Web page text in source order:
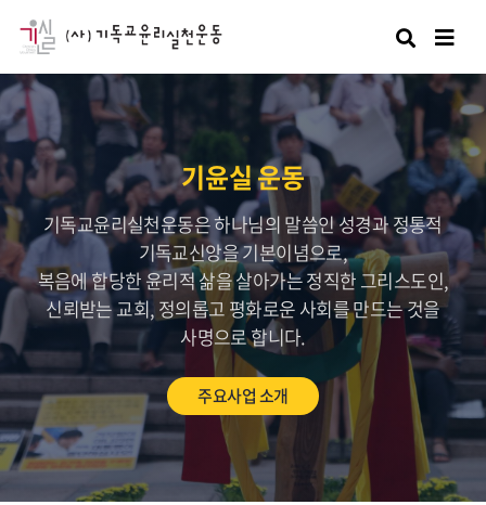
검색
기윤실 운동
기독교윤리실천운동은 하나님의 말씀인 성경과 정통적
기독교신앙을 기본이념으로,
복음에 합당한 윤리적 삶을 살아가는 정직한 그리스도인,
신뢰받는 교회, 정의롭고 평화로운 사회를 만드는 것을
사명으로 합니다.
주요사업 소개